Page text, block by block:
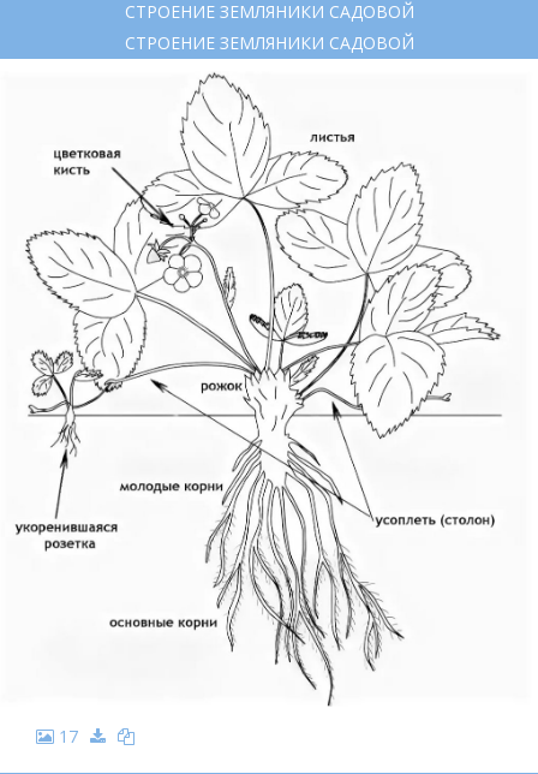
СТРОЕНИЕ ЗЕМЛЯНИКИ САДОВОЙ
СТРОЕНИЕ ЗЕМЛЯНИКИ САДОВОЙ
17